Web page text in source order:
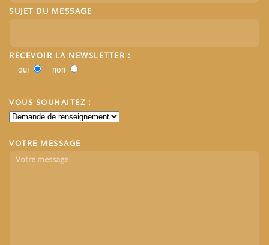
SUJET DU MESSAGE
RECEVOIR LA NEWSLETTER :
oui
non
VOUS SOUHAITEZ :
VOTRE MESSAGE